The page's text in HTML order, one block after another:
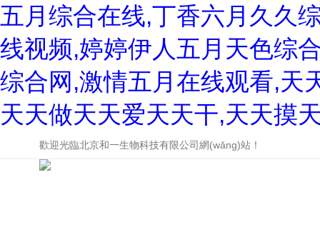
五月综合在线,丁香六月久久
线视频,婷婷伊人五月天色综
综合网,激情五月在线观看,天
天天做天天爱天天干,天天摸
歡迎光臨北京和一生物科技有限公司網(wǎng)站！